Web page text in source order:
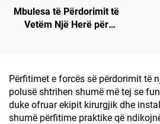
Mbulesa të Përdorimit të
Vetëm Një Herë për
Përfitimet e forcës së përdorimit të
polusë shtrihen shumë më tej se
duke ofruar ekipit kirurgjik dhe
shumë përfitime praktike që